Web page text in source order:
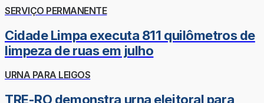
SERVIÇO PERMANENTE
Cidade Limpa executa 811 quilômetros de
limpeza de ruas em julho
URNA PARA LEIGOS
TRE-RO demonstra urna eleitoral para